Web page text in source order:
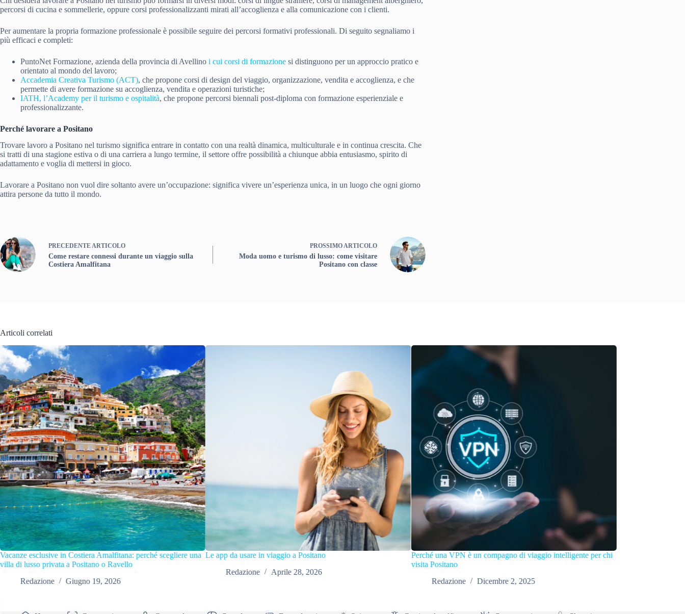
percorsi di cucina e sommellerie, oppure corsi professionalizzanti mirati all’accoglienza e alla comunicazione con i clienti.
Per aumentare la propria formazione professionale è possibile seguire dei percorsi formativi professionali. Di seguito segnaliamo i
più efficaci e completi:
PuntoNet Formazione, azienda della provincia di Avellino i cui corsi di formazione si distinguono per un approccio pratico e
orientato al mondo del lavoro;
Accademia Creativa Turismo (ACT), che propone corsi di design del viaggio, organizzazione, vendita e accoglienza, e che
permette di avere formazione su accoglienza, vendita e operazioni turistiche;
IATH, l’Academy per il turismo e ospitalità, che propone percorsi biennali post-diploma con formazione esperienziale e
professionalizzante.
Perché lavorare a Positano
Trovare lavoro a Positano nel turismo significa entrare in contatto con una realtà dinamica, multiculturale e in continua crescita. Che
si tratti di una stagione estiva o di una carriera a lungo termine, il settore offre possibilità a chiunque abbia entusiasmo, spirito di
adattamento e voglia di mettersi in gioco.
Lavorare a Positano non vuol dire soltanto avere un’occupazione: significa vivere un’esperienza unica, in un luogo che ogni giorno
attira persone da tutto il mondo.
PRECEDENTEARTICOLO
Come restare connessi durante un viaggio sulla
Costiera Amalfitana
PROSSIMOARTICOLO
Moda uomo e turismo di lusso: come visitare
Positano con classe
Articoli correlati
una Le app da usare in viaggio a Positano
Perché una VPN è un compagno di viaggio intelligente per chi Posso ricaricare la mia auto elettrica all’aeroporto di Napoli?